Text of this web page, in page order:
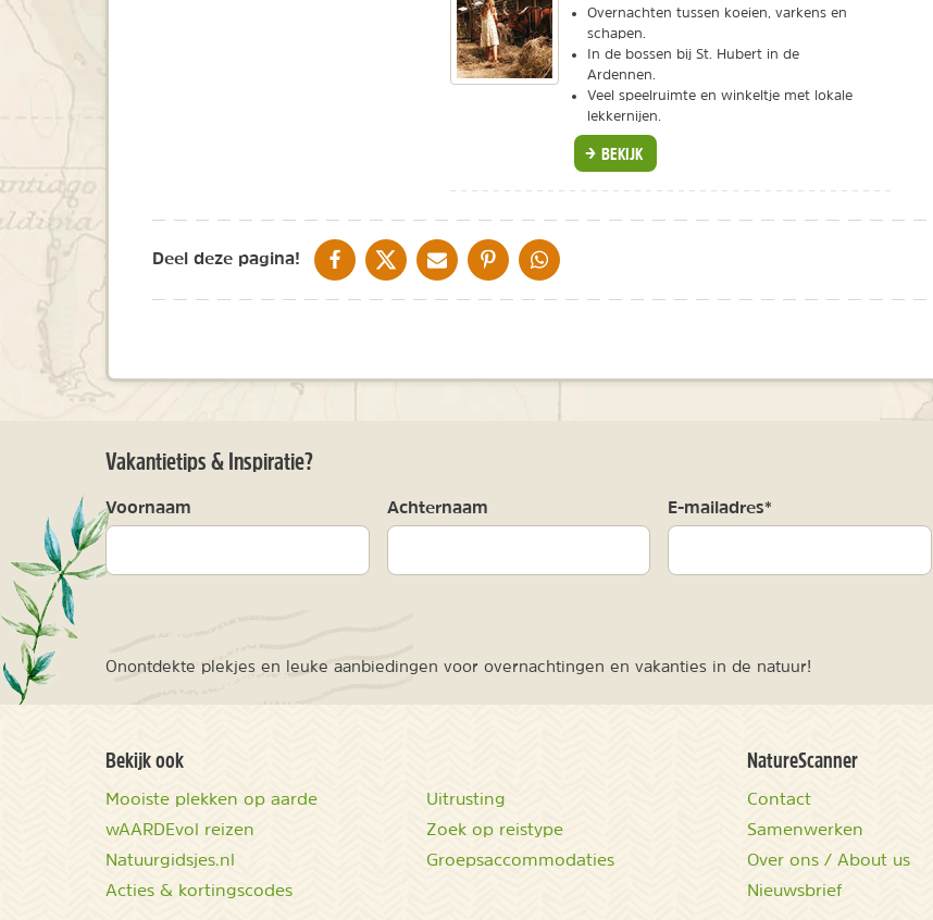
Overnachten tussen koeien, varkens en
schapen.
In de bossen bij St. Hubert in de
Ardennen.
Veel speelruimte en winkeltje met lokale
lekkernijen.
BEKIJK
Deel deze pagina! DELEN OP FACEBOOK
DELEN OP XDELEN VIA DE MAIL
DELEN OP PINTEREST
DELEN OP WHATSAPP
Vakantietips & Inspiratie?
Voornaam Achternaam E-mailadres*
Onontdekte plekjes en leuke aanbiedingen voor overnachtingen en vakanties in de natuur!
Bekijk ook
Mooiste plekken op aarde
wAARDEvol reizen
Natuurgidsjes.nl
Acties & kortingscodes
Uitrusting
Zoek op reistype
Groepsaccommodaties
NatureScanner
Contact
Samenwerken
Over ons / About us
Nieuwsbrief